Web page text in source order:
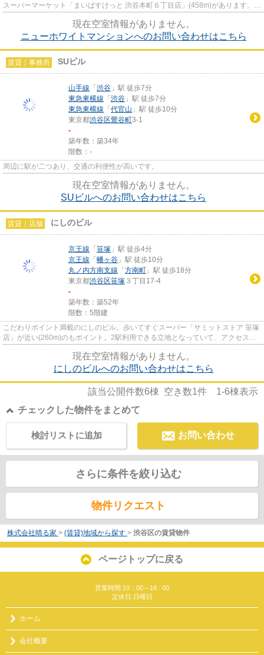
スーパーマーケット「まいばすけっと 渋谷本町６丁目店」(458m)があります。プ
現在空室情報がありません。
ニューホワイトマンションへのお問い合わせはこちら
賃貸｜事務所 SUビル
山手線 「 渋谷 」駅 徒歩7分
東急東横線 「 渋谷 」駅 徒歩7分
東急東横線 「 代官山 」駅 徒歩10分
東京都渋谷区鶯谷町3-1
-
築年数：築34年
階数：-
周辺に駅が二つあり、交通の利便性が高いです。
現在空室情報がありません。
SUビルへのお問い合わせはこちら
賃貸｜店舗 にしのビル
京王線 「 笹塚 」駅 徒歩4分
京王線 「 幡ヶ谷 」駅 徒歩10分
丸ノ内方南支線 「 方南町 」駅 徒歩18分
東京都渋谷区笹塚 ３丁目17-4
-
築年数：築52年
階数：5階建
こだわりポイント満載のにしのビル。歩いてすぐスーパー「サミットストア 笹塚
店」が近い(260m)のもポイント。2駅利用できる立地となっていて、アクセスが
現在空室情報がありません。
にしのビルへのお問い合わせはこちら
該当公開件数6棟 空き数1件 1-6棟表示
チェックした物件をまとめて
お問い合わせ
検討リストに追加
さらに条件を絞り込む
物件リクエスト
株式会社晴る家 > (賃貸)地域から探す > 渋谷区の賃貸物件
ページトップに戻る
営業時間:10：00～18 : 00
定休日:日曜日
ホーム
会社概要